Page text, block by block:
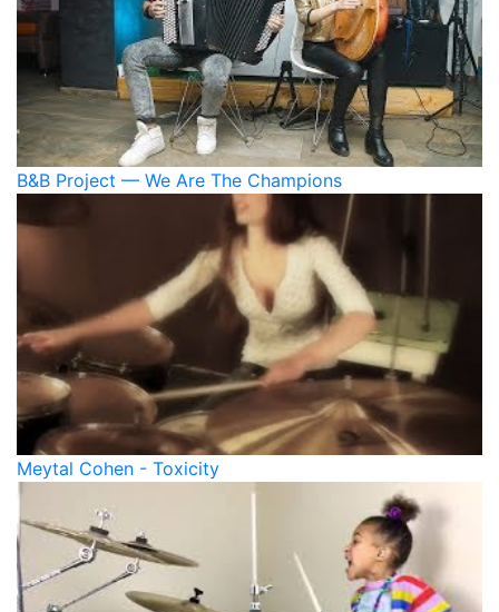
B&B Project — We Are The Champions
Meytal Cohen - Toxicity